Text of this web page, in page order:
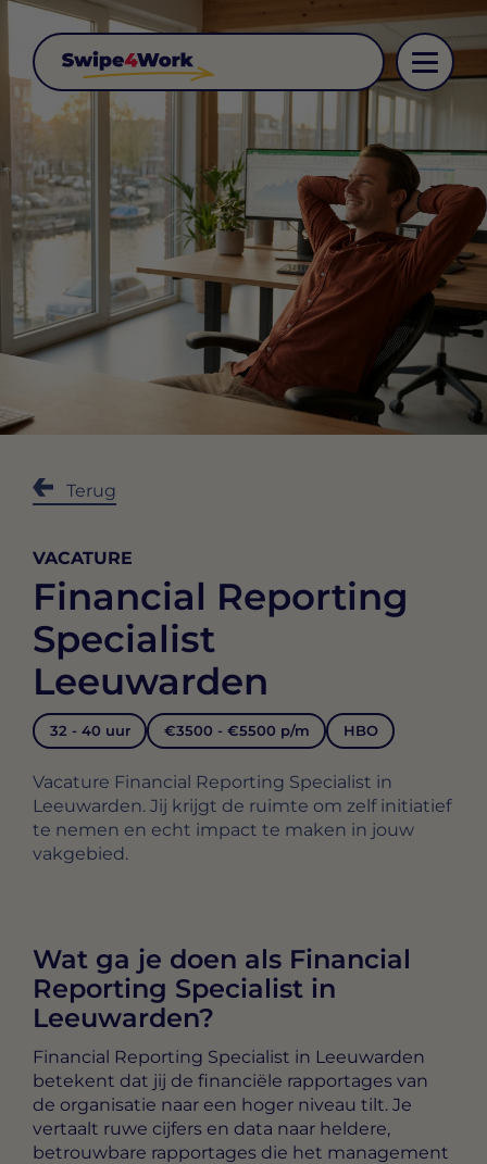
Terug
VACATURE
Financial Reporting
Specialist
Leeuwarden
32 - 40 uur €3500 - €5500 p/m HBO
Vacature Financial Reporting Specialist in
Leeuwarden. Jij krijgt de ruimte om zelf initiatief
te nemen en echt impact te maken in jouw
vakgebied.
Wat ga je doen als Financial
Reporting Specialist in
Leeuwarden?
Financial Reporting Specialist in Leeuwarden
betekent dat jij de financiële rapportages van
de organisatie naar een hoger niveau tilt. Je
vertaalt ruwe cijfers en data naar heldere,
betrouwbare rapportages die het management